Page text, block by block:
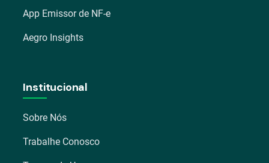
App Emissor de NF-e
Aegro Insights
Institucional
Sobre Nós
Trabalhe Conosco